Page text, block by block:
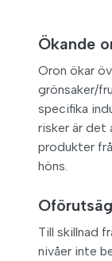
Ökande
Oron ökar
grönsaker/
specifika
risker är det
produkter
höns.
Till skillnad
nivåer inte